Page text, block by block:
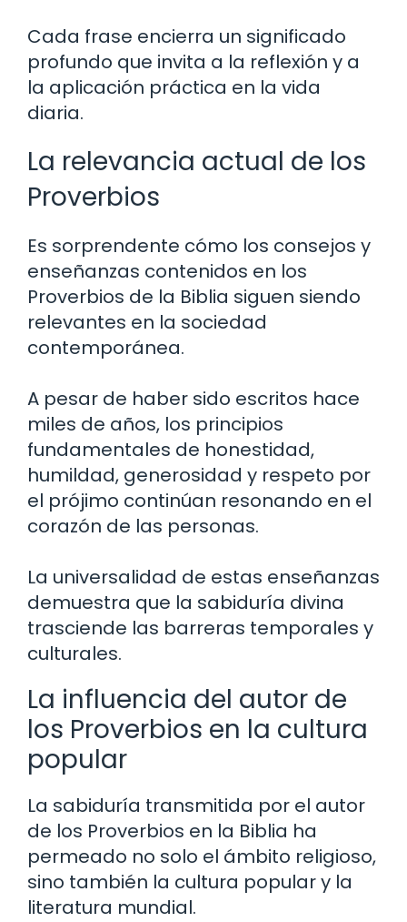
Cada frase encierra un significado
profundo que invita a la reflexión y a
la aplicación práctica en la vida
diaria.
La relevancia actual de los
Proverbios
Es sorprendente cómo los consejos y
enseñanzas contenidos en los
Proverbios de la Biblia siguen siendo
relevantes en la sociedad
contemporánea.
A pesar de haber sido escritos hace
miles de años, los principios
fundamentales de honestidad,
humildad, generosidad y respeto por
el prójimo continúan resonando en el
corazón de las personas.
La universalidad de estas enseñanzas
demuestra que la sabiduría divina
trasciende las barreras temporales y
culturales.
La influencia del autor de
los Proverbios en la cultura
popular
La sabiduría transmitida por el autor
de los Proverbios en la Biblia ha
permeado no solo el ámbito religioso,
sino también la cultura popular y la
literatura mundial.